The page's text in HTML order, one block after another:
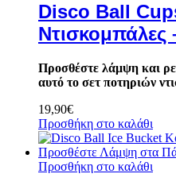
Disco Ball
Ντισκομπάλες
Προσθέστε λάμψη και
αυτό το σετ ποτηριών
19,90€
Προσθήκη στο καλάθι
Προσθήκη στο καλάθι